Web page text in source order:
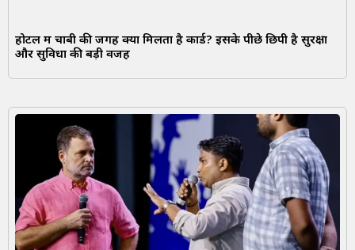
होटल में चाबी की जगह क्यों मिलता है कार्ड? इसके पीछे छिपी है सुरक्षा
और सुविधा की बड़ी वजह